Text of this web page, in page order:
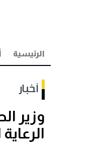
الرئيسية
أخبار
وزير